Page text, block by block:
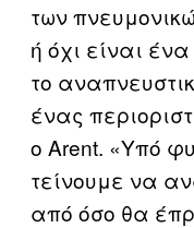
των
ή όχι είναι
το
ένας
ο Arent. «Υπό
τείνουμε να
από όσο θα